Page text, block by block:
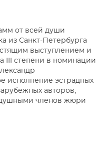
от всей души
из Санкт-Петербурга
выступлением и
III степени в номинации
исполнение эстрадных
авторов,
членов жюри